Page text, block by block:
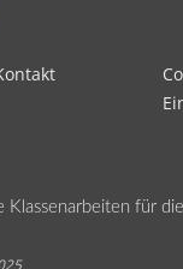
Klassenarbeiten für